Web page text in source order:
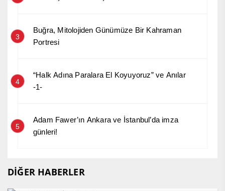
3
Buğra, Mitolojiden Günümüze Bir Kahraman
Portresi
4
“Halk Adına Paralara El Koyuyoruz” ve Anılar
-1-
5
Adam Fawer’ın Ankara ve İstanbul’da imza
günleri!
DİĞER HABERLER